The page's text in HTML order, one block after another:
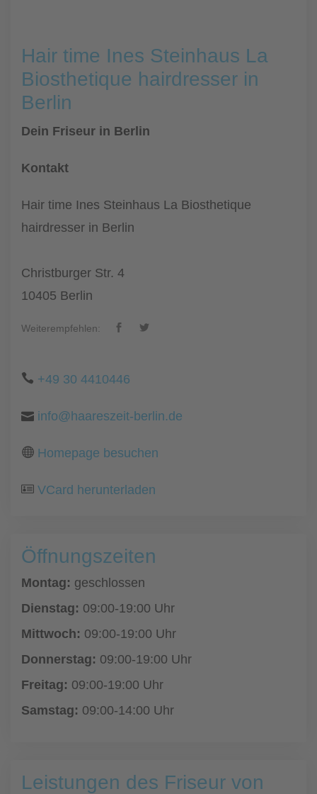
Hair time Ines Steinhaus La
Biosthetique hairdresser in
Berlin
Dein Friseur in Berlin
Kontakt
Hair time Ines Steinhaus La Biosthetique
hairdresser in Berlin
Christburger Str. 4
10405 Berlin
Weiterempfehlen:
+49 30 4410446
info@haareszeit-berlin.de
Homepage besuchen
VCard herunterladen
Öffnungszeiten
Montag: geschlossen
Dienstag: 09:00-19:00 Uhr
Mittwoch: 09:00-19:00 Uhr
Donnerstag: 09:00-19:00 Uhr
Freitag: 09:00-19:00 Uhr
Samstag: 09:00-14:00 Uhr
Leistungen des Friseur von